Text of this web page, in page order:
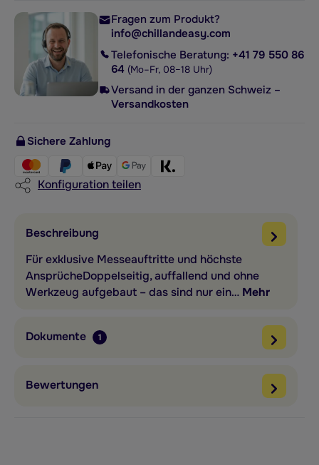
Fragen zum Produkt?
info@chillandeasy.com
Telefonische Beratung: +41 79 550 86
64 (Mo–Fr, 08–18 Uhr)
Versand in der ganzen Schweiz –
Versandkosten
Sichere Zahlung
Konfiguration teilen
Beschreibung
Für exklusive Messeauftritte und höchste
AnsprücheDoppelseitig, auffallend und ohne
Werkzeug aufgebaut – das sind nur ein… Mehr
Dokumente 1
Bewertungen